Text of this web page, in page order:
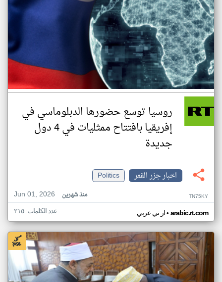
روسيا توسع حضورها الدبلوماسي في
إفريقيا بافتتاح ممثليات في 4 دول
جديدة
اخبار جزر القمر
Politics
Jun 01, 2026
منذ شهرين TN75KY
ار تي عربي• arabic.rt.com عدد الكلمات: ٢١٥